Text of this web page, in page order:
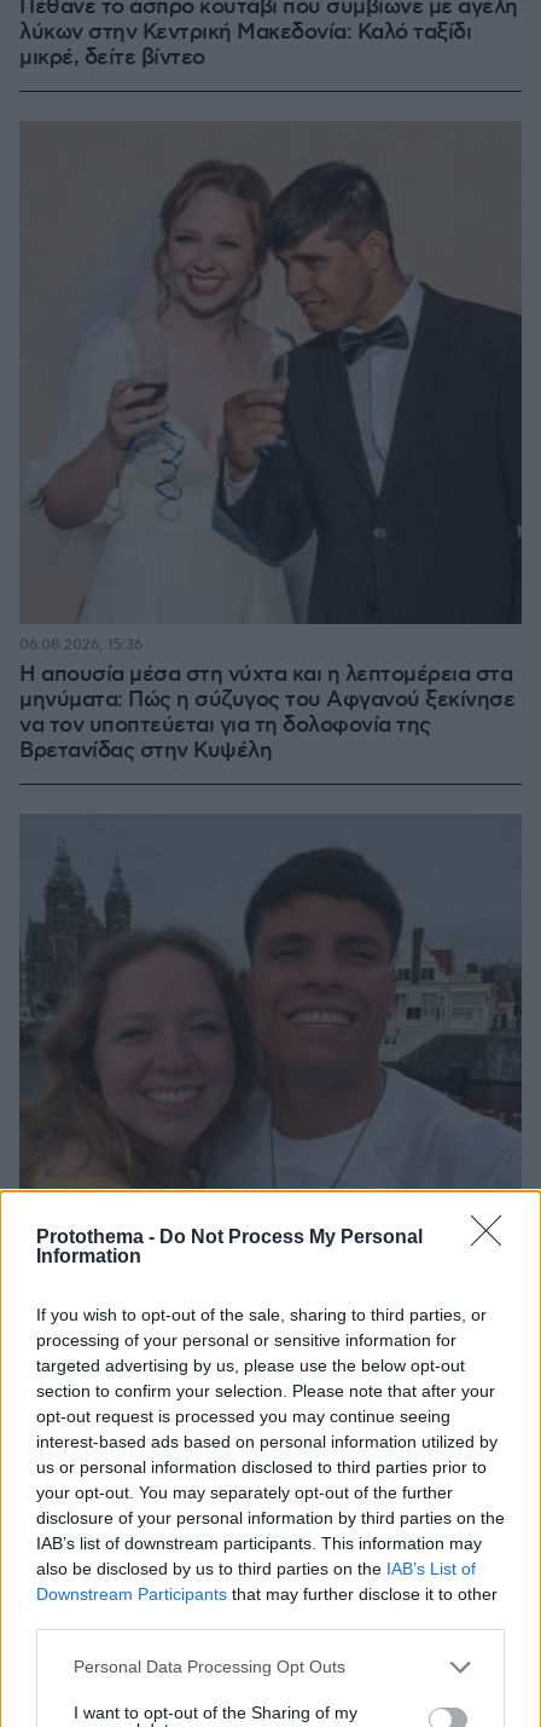
Protothema - Do Not Process My Personal
Information
If you wish to opt-out of the sale, sharing to third parties, or
processing of your personal or sensitive information for
targeted advertising by us, please use the below opt-out
section to confirm your selection. Please note that after your
opt-out request is processed you may continue seeing
interest-based ads based on personal information utilized by
us or personal information disclosed to third parties prior to
your opt-out. You may separately opt-out of the further
disclosure of your personal information by third parties on the
IAB’s list of downstream participants. This information may
also be disclosed by us to third parties on the IAB’s List of
Downstream Participants that may further disclose it to other
Please note that this website/app uses one or more Google
not limited to your visit or usage behaviour. You may click to
Personal Data Processing Opt Outs
I want to opt-out of the Sharing of my
Πέθανε το άσπρο κουτάβι που συμβίωνε με αγέλη
λύκων στην Κεντρική Μακεδονία: Καλό ταξίδι
μικρέ, δείτε βίντεο
Η απουσία μέσα στη νύχτα και η λεπτομέρεια στα
μηνύματα: Πώς η σύζυγος του Αφγανού ξεκίνησε
να τον υποπτεύεται για τη δολοφονία της
Βρετανίδας στην Κυψέλη
06.08.2026, 15:36
Η αποκαλυπτική κατάθεση της συζύγου του
Αφγανού: Πώς γνωρίσαμε τη Λίσα, γιατί
υποψιάστηκα ότι ήταν το πτώμα στη βαλίτσα
06.08.2026, 12:32
Νεαρή γυναίκα με ακατέργαστη
ομορφιά από την Αιθιοπία έγινε viral,
δείτε την εντυπωσιακή μεταμόρφωσή
της από μακιγιέρ
06.08.2026, 09:18 218
Δημήτρης Ξανθάκης: Η γνήσια λαϊκή